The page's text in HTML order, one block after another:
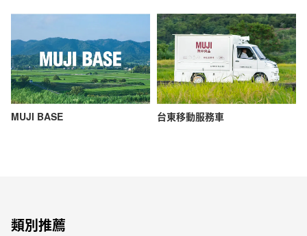
MUJI BASE 台東移動服務車
類別推薦